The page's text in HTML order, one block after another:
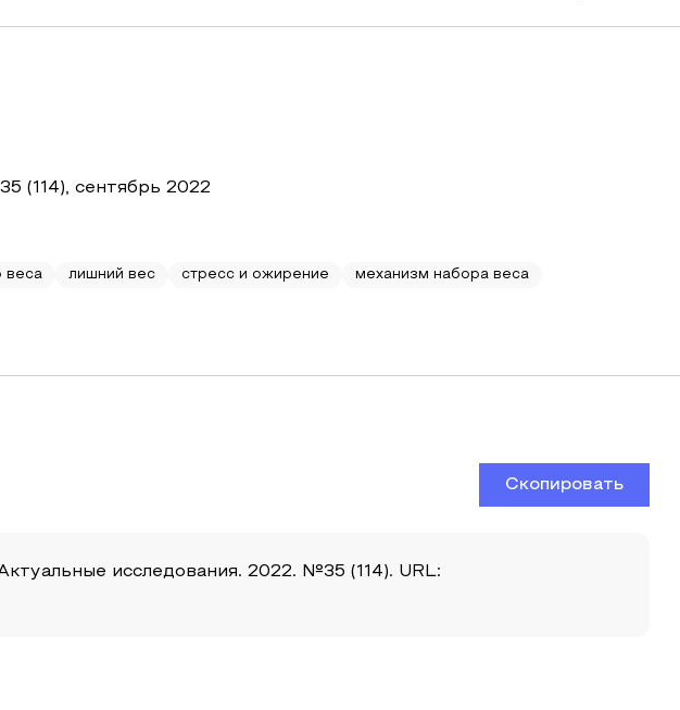
(114), сентябрь 2022
веса лишний вес стресс и ожирение механизм набора веса
Скопировать
исследования. 2022. №35 (114). URL: